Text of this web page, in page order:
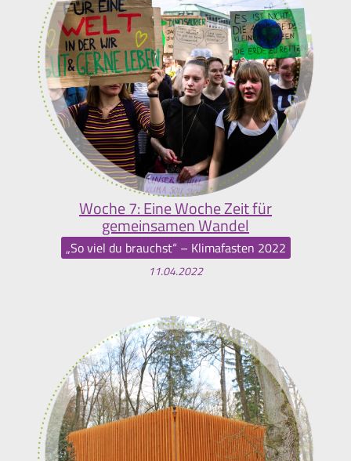
Woche 7: Eine Woche Zeit für
gemeinsamen Wandel
„So viel du brauchst“ – Klimafasten 2022
11.04.2022